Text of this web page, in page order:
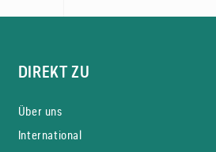
DIREKT ZU
Über uns
International